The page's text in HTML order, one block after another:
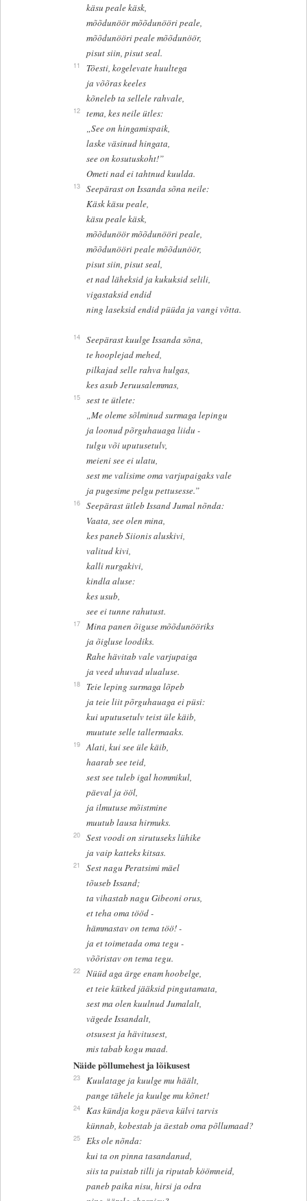
käsu peale käsk,
mõõdunöör mõõdunööri peale,
mõõdunööri peale mõõdunöör,
pisut siin, pisut seal.
11
Tõesti, kogelevate huultega
ja võõras keeles
kõneleb ta sellele rahvale,
12
tema, kes neile ütles:
„See on hingamispaik,
laske väsinud hingata,
see on kosutuskoht!”
Ometi nad ei tahtnud kuulda.
13
Seepärast on Issanda sõna neile:
Käsk käsu peale,
käsu peale käsk,
mõõdunöör mõõdunööri peale,
mõõdunööri peale mõõdunöör,
pisut siin, pisut seal,
et nad läheksid ja kukuksid selili,
vigastaksid endid
ning laseksid endid püüda ja vangi võtta.
14
Seepärast kuulge Issanda sõna,
te hooplejad mehed,
pilkajad selle rahva hulgas,
kes asub Jeruusalemmas,
15
sest te ütlete:
„Me oleme sõlminud surmaga lepingu
ja loonud põrguhauaga liidu -
tulgu või uputusetulv,
meieni see ei ulatu,
sest me valisime oma varjupaigaks vale
ja pugesime pelgu pettusesse.”
16
Seepärast ütleb Issand Jumal nõnda:
Vaata, see olen mina,
kes paneb Siionis aluskivi,
valitud kivi,
kalli nurgakivi,
kindla aluse:
kes usub,
see ei tunne rahutust.
17
Mina panen õiguse mõõdunööriks
ja õigluse loodiks.
Rahe hävitab vale varjupaiga
ja veed uhuvad ulualuse.
18
Teie leping surmaga lõpeb
ja teie liit põrguhauaga ei püsi:
kui uputusetulv teist üle käib,
muutute selle tallermaaks.
19
Alati, kui see üle käib,
haarab see teid,
sest see tuleb igal hommikul,
päeval ja ööl,
ja ilmutuse mõistmine
muutub lausa hirmuks.
20
Sest voodi on sirutuseks lühike
ja vaip katteks kitsas.
21
Sest nagu Peratsimi mäel
tõuseb Issand;
ta vihastab nagu Gibeoni orus,
et teha oma tööd -
hämmastav on tema töö! -
ja et toimetada oma tegu -
võõristav on tema tegu.
22
Nüüd aga ärge enam hoobelge,
et teie kütked jääksid pingutamata,
sest ma olen kuulnud Jumalalt,
vägede Issandalt,
otsusest ja hävitusest,
mis tabab kogu maad.
Näide põllumehest ja lõikusest
23
Kuulatage ja kuulge mu häält,
pange tähele ja kuulge mu kõnet!
24
Kas kündja kogu päeva külvi tarvis
künnab, kobestab ja äestab oma põllumaad?
25
Eks ole nõnda:
kui ta on pinna tasandanud,
siis ta puistab tilli ja riputab köömneid,
paneb paika nisu, hirsi ja odra